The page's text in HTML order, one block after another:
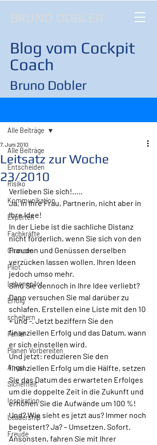
BRUNO DOBLER
Blog vom Cockpit
Coach
Bruno Dobler
Alle Beiträge
Entscheiden
Risiko
Kommunikation
Experten
Fachkräfte
Chancen
Pilot
Lebenspilot
Erfolg
scheitern
Fehler
Planen Vorbereiten
Angst
Sicherheit
Inspiration
Leadership
Freude
Alle Beiträge
Leitsatz zur Woche
23/2010
7. Juni 2010
Verlieben Sie sich!…..
Ja, in Ihre Frau, Partnerin, nicht aber in
Ihre Idee!
In der Liebe ist die sachliche Distanz
nicht förderlich, wenn Sie sich von den
Freuden und Genüssen derselben
verzücken lassen wollen. Ihren Ideen
jedoch umso mehr.
Sind Sie dennoch in Ihre Idee verliebt?
Dann versuchen Sie mal darüber zu
schlafen. Erstellen eine Liste mit den 10
+ und -. Jetzt beziffern Sie den
finanziellen Erfolg und das Datum, wann
er sich einstellen wird.
Und jetzt: reduzieren Sie den
finanziellen Erfolg um die Hälfte, setzen
Sie das Datum des erwarteten Erfolges
um die doppelte Zeit in die Zukunft und
erhöhen Sie die Aufwände um 100 %!
Und? Wie sieht es jetzt aus? Immer noch
begeistert? Ja? – Umsetzen. Sofort.
Ansonsten, fahren Sie mit Ihrer